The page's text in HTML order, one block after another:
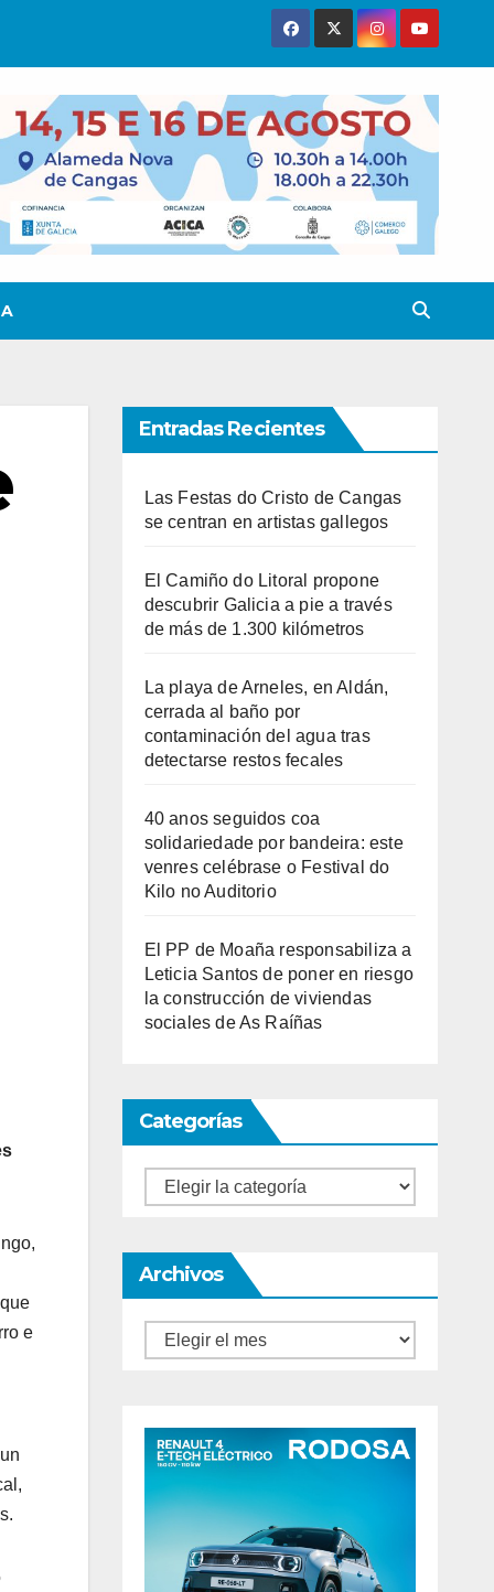
e
Entradas Recientes
Las Festas do Cristo de Cangas
se centran en artistas gallegos
El Camiño do Litoral propone
descubrir Galicia a pie a través
de más de 1.300 kilómetros
La playa de Arneles, en Aldán,
cerrada al baño por
contaminación del agua tras
detectarse restos fecales
40 anos seguidos coa
solidariedade por bandeira: este
venres celébrase o Festival do
Kilo no Auditorio
El PP de Moaña responsabiliza a
Leticia Santos de poner en riesgo
la construcción de viviendas
sociales de As Raíñas
Categorías
Categorías
Archivos
Archivos